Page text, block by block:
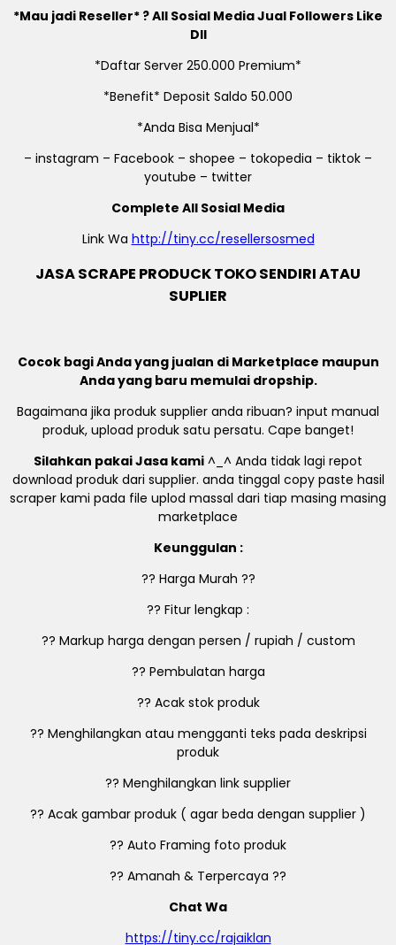
*Mau jadi Reseller* ? All Sosial Media Jual Followers Like
Dll
*Daftar Server 250.000 Premium*
*Benefit* Deposit Saldo 50.000
*Anda Bisa Menjual*
– instagram – Facebook – shopee – tokopedia – tiktok –
youtube – twitter
Complete All Sosial Media
Link Wa http://tiny.cc/resellersosmed
JASA SCRAPE PRODUCK TOKO SENDIRI ATAU
SUPLIER
Cocok bagi Anda yang jualan di Marketplace maupun
Anda yang baru memulai dropship.
Bagaimana jika produk supplier anda ribuan? input manual
produk, upload produk satu persatu. Cape banget!
Silahkan pakai Jasa kami ^_^ Anda tidak lagi repot
download produk dari supplier. anda tinggal copy paste hasil
scraper kami pada file uplod massal dari tiap masing masing
marketplace
Keunggulan :
?? Harga Murah ??
?? Fitur lengkap :
?? Markup harga dengan persen / rupiah / custom
?? Pembulatan harga
?? Acak stok produk
?? Menghilangkan atau mengganti teks pada deskripsi
produk
?? Menghilangkan link supplier
?? Acak gambar produk ( agar beda dengan supplier )
?? Auto Framing foto produk
?? Amanah & Terpercaya ??
Chat Wa
https://tiny.cc/rajaiklan